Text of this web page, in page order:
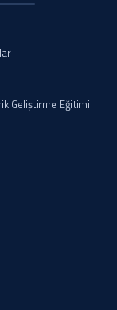
Geliştirme Eğitimi